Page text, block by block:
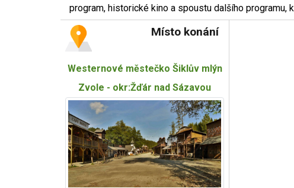
program, historické kino a spoustu dalšího programu,
Místo konání
Westernové městečko Šiklův mlýn
Zvole - okr:Žďár nad Sázavou